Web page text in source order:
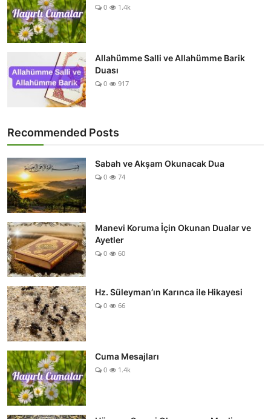
0 1.4k
Allahümme Salli ve Allahümme Barik
Duası
0 917
Recommended Posts
Sabah ve Akşam Okunacak Dua
0 74
Manevi Koruma İçin Okunan Dualar ve
Ayetler
0 60
Hz. Süleyman’ın Karınca ile Hikayesi
0 66
Cuma Mesajları
0 1.4k